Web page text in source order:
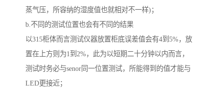
蒸气压，所容纳的湿度值也就相对不一样)；
b.不同的测试位置也会有不同的结果
以315柜体而言测试仪器放置柜底误差值会有4到5%，放
置在上方则为1到2%，此为以短期二十分钟以内而言，
测试时务必与senor同一位置测试，所能得到的值才能与
LED更接近；